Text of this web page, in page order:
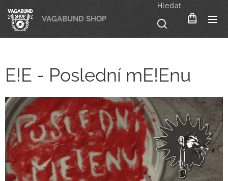
VAGABUND SHOP
Hledat
E!E - Poslední mE!Enu